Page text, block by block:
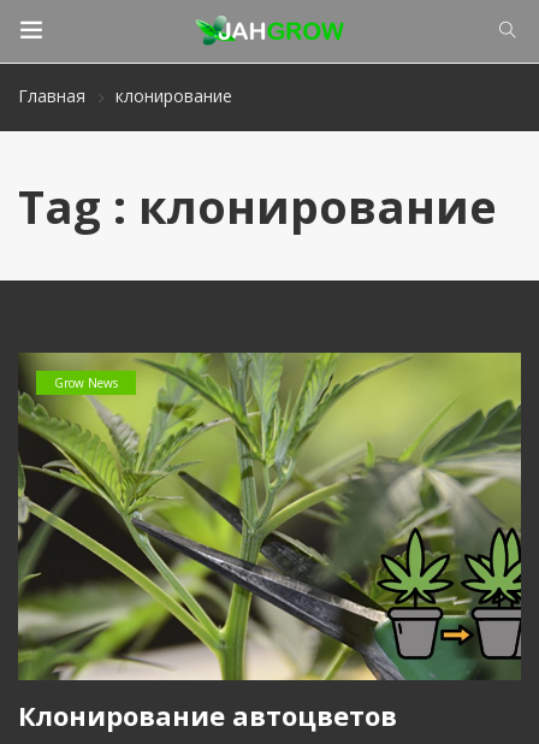
Главная клонирование
Tag : клонирование
Grow News
Клонирование автоцветов